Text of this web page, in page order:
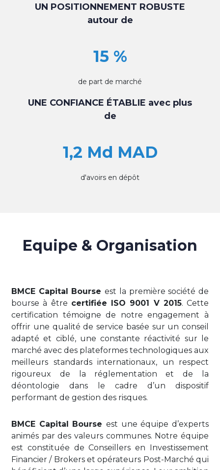
UN POSITIONNEMENT ROBUSTE
autour de
15 %
de part de marché
UNE CONFIANCE ÉTABLIE avec plus
de
1,2 Md MAD
d'avoirs en dépôt
Equipe & Organisation
BMCE Capital Bourseest la première société de
bourse à être certifiée ISO 9001 V 2015. Cette
certification témoigne de notre engagement à
offrir une qualité de service basée sur un conseil
adapté et ciblé, une constante réactivité sur le
marché avec des plateformes technologiques aux
meilleurs standards internationaux, un respect
rigoureux de la réglementation et de la
déontologie dans le cadre d’un dispositif
performant de gestion des risques.
BMCE Capital Bourse est une équipe d’experts
animés par des valeurs communes. Notre équipe
est constituée de Conseillers en Investissement
Financier / Brokers et opérateurs Post-Marché qui